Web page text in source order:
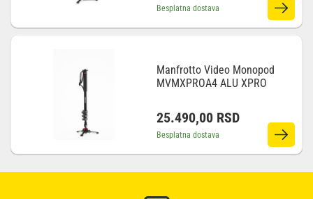
Besplatna dostava
Manfrotto Video Monopod
MVMXPROA4 ALU XPRO
25.490,00 RSD
Besplatna dostava